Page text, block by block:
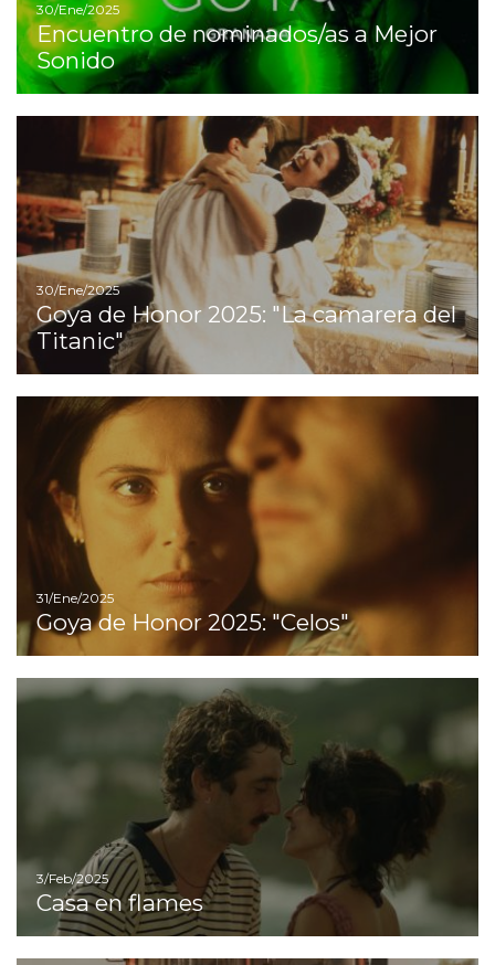
30/Ene/2025
Encuentro de nominados/as a Mejor
Sonido
30/Ene/2025
Goya de Honor 2025: "La camarera del
Titanic"
31/Ene/2025
Goya de Honor 2025: "Celos"
3/Feb/2025
Casa en flames